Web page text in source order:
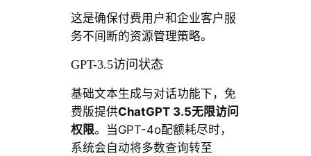
这是确保付费用户和企业客户服
务不间断的资源管理策略。
GPT-3.5访问状态
基础文本生成与对话功能下，免
费版提供ChatGPT 3.5无限访问
权限。当GPT-4o配额耗尽时，
系统会自动将多数查询转至